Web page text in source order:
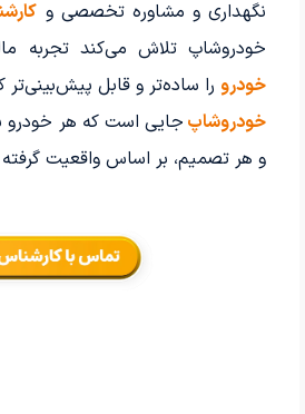
نگهداری و مشاوره تخصصی و
خودروشاپ تلاش می‌کند تجربه
خودرورا ساده‌تر و قابل پیش‌بینی‌تر
خودروشاپ جایی است که هر خودرو
و هر تصمیم، بر اساس واقعیت